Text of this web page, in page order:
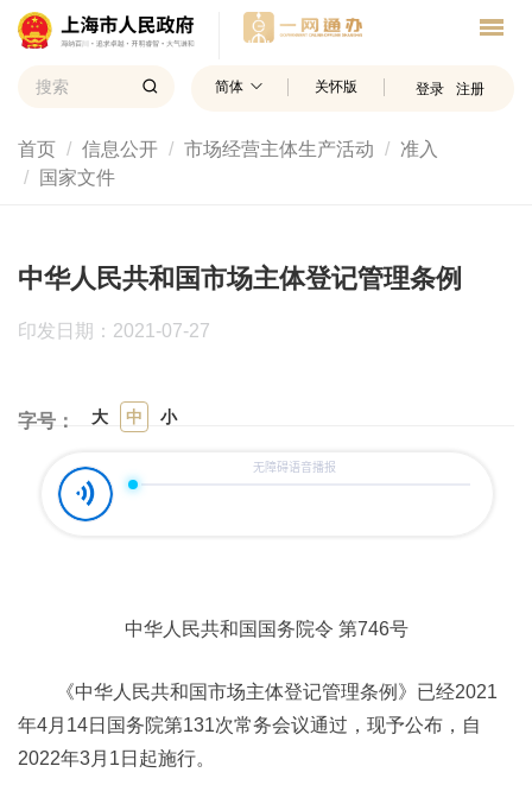
简体 关怀版 登录 注册
首页 信息公开 市场经营主体生产活动
准入
国家文件
中华人民共和国市场主体登记管理条例
印发日期：2021-07-27
字号： 大 中 小
中华人民共和国国务院令 第746号
《中华人民共和国市场主体登记管理条例》已经2021
年4月14日国务院第131次常务会议通过，现予公布，自
2022年3月1日起施行。